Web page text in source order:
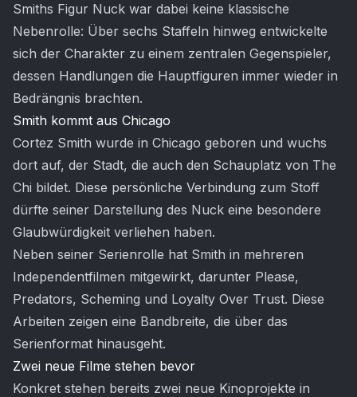
Smiths Figur Nuck war dabei keine klassische
Nebenrolle: Über sechs Staffeln hinweg entwickelte
sich der Charakter zu einem zentralen Gegenspieler,
dessen Handlungen die Hauptfiguren immer wieder in
Bedrängnis brachten.
Smith kommt aus Chicago
Cortez Smith wurde in Chicago geboren und wuchs
dort auf, der Stadt, die auch den Schauplatz von The
Chi bildet. Diese persönliche Verbindung zum Stoff
dürfte seiner Darstellung des Nuck eine besondere
Glaubwürdigkeit verliehen haben.
Neben seiner Serienrolle hat Smith in mehreren
Independentfilmen mitgewirkt, darunter Please,
Predators, Scheming und Loyalty Over Trust. Diese
Arbeiten zeigen eine Bandbreite, die über das
Serienformat hinausgeht.
Zwei neue Filme stehen bevor
Konkret stehen bereits zwei neue Kinoprojekte in